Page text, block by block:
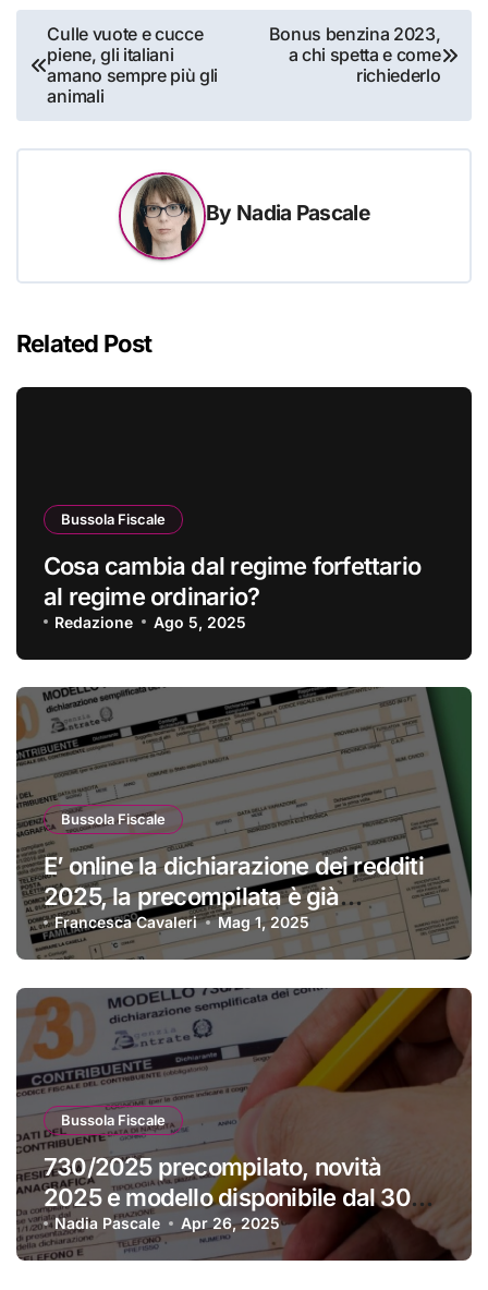
Navigazione
articoli
Culle vuote e cucce
piene, gli italiani
amano sempre più gli
animali
Bonus benzina 2023,
a chi spetta e come
richiederlo
By Nadia Pascale
Related Post
Bussola Fiscale
Cosa cambia dal regime forfettario
al regime ordinario?
Redazione Ago 5, 2025
Bussola Fiscale
E’ online la dichiarazione dei redditi
2025, la precompilata è già
disponibile
Francesca Cavaleri Mag 1, 2025
Bussola Fiscale
730/2025 precompilato, novità
2025 e modello disponibile dal 30
aprile
Nadia Pascale Apr 26, 2025